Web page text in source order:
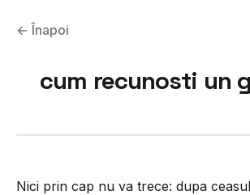
← Înapoi
cum recunosti un
Nici prin cap nu va trece: dupa